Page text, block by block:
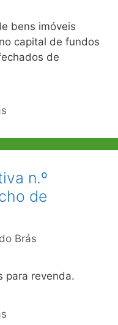
bens imóveis
capital de fundos
de
n.º
de
Brás
para revenda.